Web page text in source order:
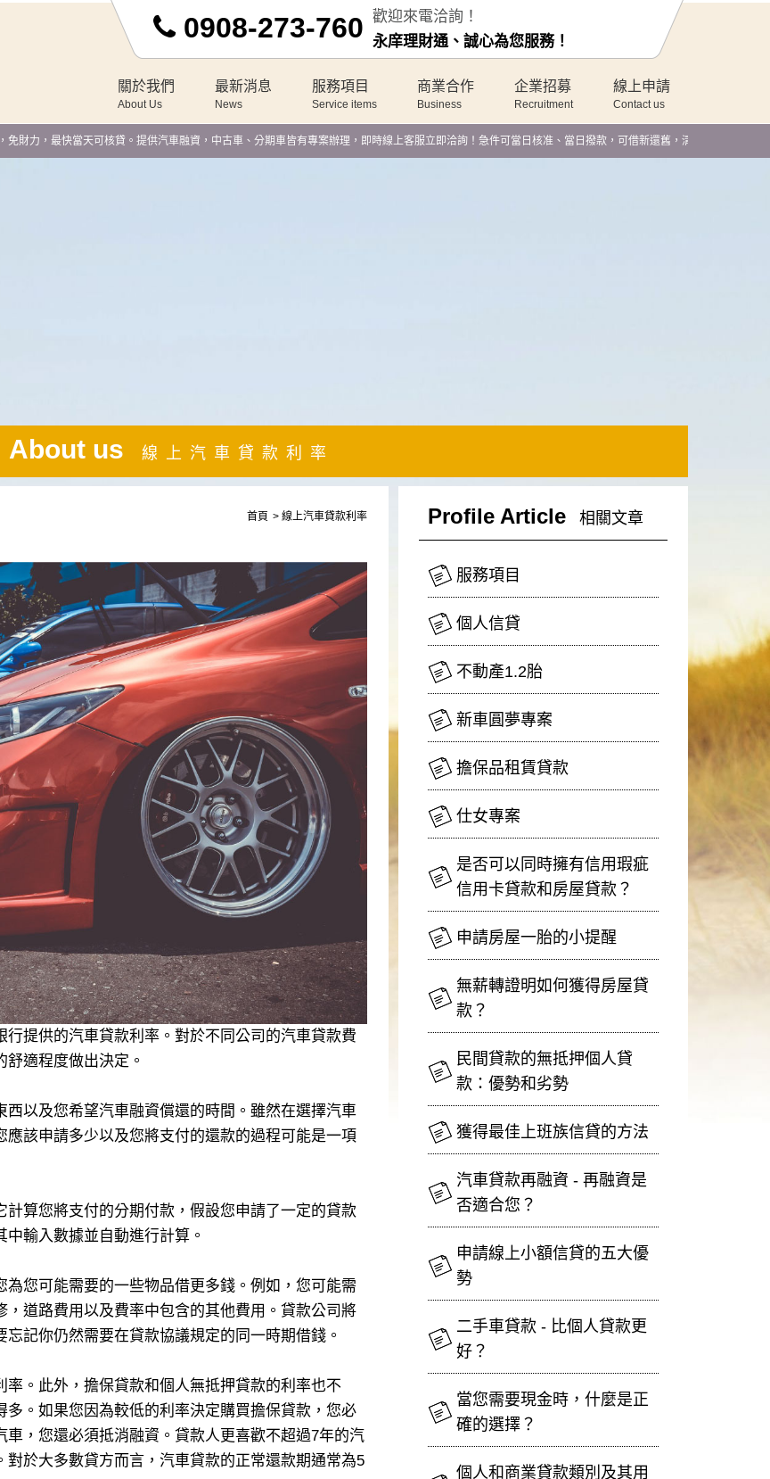
0908-273-760 歡迎來電洽詢！
永庠理財通、誠心為您服務！
關於我們
About Us
最新消息
News
服務項目
Service items
商業合作
Business
企業招募
Recruitment
線上申請
Contact us
最快當天可核貸。提供汽車融資，中古車、分期車皆有專案辦理，即時線上客服立即洽詢！急件可當日核准、當日撥款，可借新還舊，清償民間高利！快
About us 線上汽車貸款利率
首頁 線上汽車貸款利率
提供的汽車貸款利率。對於不同公司的汽車貸款費
適程度做出決定。
以及您希望汽車融資償還的時間。雖然在選擇汽車
該申請多少以及您將支付的還款的過程可能是一項
算您將支付的分期付款，假設您申請了一定的貸款
輸入數據並自動進行計算。
您可能需要的一些物品借更多錢。例如，您可能需
道路費用以及費率中包含的其他費用。貸款公司將
記你仍然需要在貸款協議規定的同一時期借錢。
。此外，擔保貸款和個人無抵押貸款的利率也不
。如果您因為較低的利率決定購買擔保貸款，您必
，您還必須抵消融資。貸款人更喜歡不超過7年的汽
於大多數貸方而言，汽車貸款的正常還款期通常為5
Profile Article 相關文章
服務項目
個人信貸
不動產1.2胎
新車圓夢專案
擔保品租賃貸款
仕女專案
是否可以同時擁有信用瑕疵
信用卡貸款和房屋貸款？
申請房屋一胎的小提醒
無薪轉證明如何獲得房屋貸
款？
民間貸款的無抵押個人貸
款：優勢和劣勢
獲得最佳上班族信貸的方法
汽車貸款再融資 - 再融資是
否適合您？
申請線上小額信貸的五大優
勢
二手車貸款 - 比個人貸款更
好？
當您需要現金時，什麼是正
確的選擇？
個人和商業貸款類別及其用